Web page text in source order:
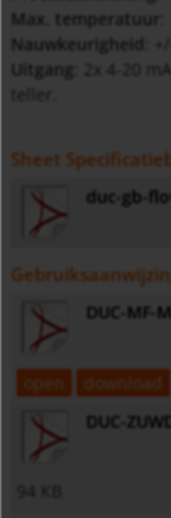
Max. temperatuur
Nauwkeurigheid
:
Uitgang
: 2x 4-20
Sheet
duc-gb-
DUC-MF-
open
download
DUC-
94 KB